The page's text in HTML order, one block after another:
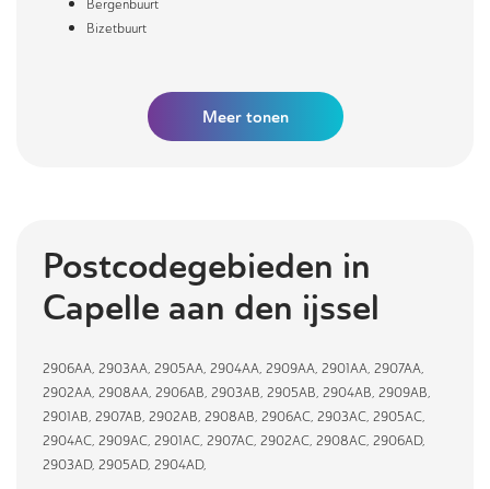
Bergenbuurt
Bizetbuurt
Meertonen
Postcodegebieden in
Capelle aan den ijssel
2906AA, 2903AA, 2905AA, 2904AA, 2909AA, 2901AA, 2907AA,
2902AA, 2908AA, 2906AB, 2903AB, 2905AB, 2904AB, 2909AB,
2901AB, 2907AB, 2902AB, 2908AB, 2906AC, 2903AC, 2905AC,
2904AC, 2909AC, 2901AC, 2907AC, 2902AC, 2908AC, 2906AD,
2903AD, 2905AD, 2904AD,